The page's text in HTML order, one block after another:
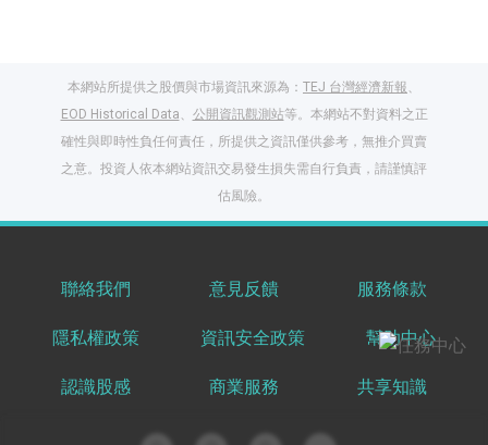
本網站所提供之股價與市場資訊來源為： TEJ 台灣經濟新報、
EOD Historical Data、 公開資訊觀測站等。本網站不對資料之正
確性與即時性負任何責任，所提供之資訊僅供參考，無推介買賣
之意。投資人依本網站資訊交易發生損失需自行負責，請謹慎評
估風險。
聯絡我們 意見反饋 服務條款
隱私權政策 資訊安全政策 幫助中心
認識股感 商業服務 共享知識
出國就缺這咖？股